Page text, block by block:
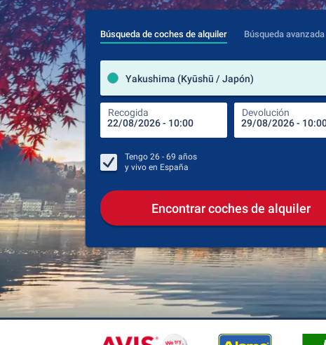
Búsqueda de coches de alquiler Búsqueda avanzada
Yakushima (Kyūshū / Japón)
Recogida Devolución
Tengo 26 - 69 años
y vivo en España
Encontrar coches de alquiler